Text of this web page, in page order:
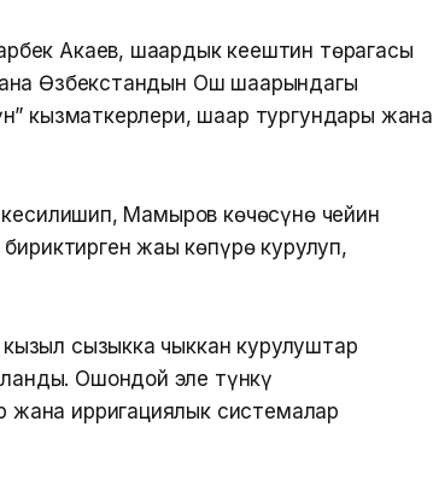
Акаев, шаардык кеңештин төрагасы
Өзбекстандын Ош шаарындагы
кызматкерлери, шаар тургундары жана
Мамыров көчөсүнө чейин
жаңы көпүрө курулуп,
сызыкка чыккан курулуштар
Ошондой эле түнкү
ирригациялык системалар